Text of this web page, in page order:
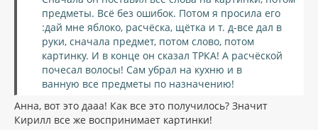
предметы. Всё без ошибок. Потом я просила его
:дай мне яблоко, расчёска, щётка и т. д-все дал в
руки, сначала предмет, потом слово, потом
картинку. И в конце он сказал ТРКА! А расчёской
почесал волосы! Сам убрал на кухню и в
ванную все предметы по назначению!
Анна, вот это дааа! Как все это получилось? Значит
Кирилл все же воспринимает картинки!